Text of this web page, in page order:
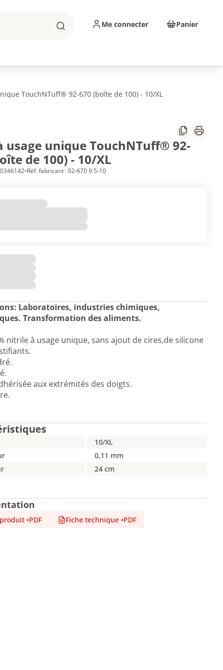
Rechercher
Me connecter Panier
TouchNTuff® 92-670 (boîte de 100) - 10/XL
Partager
usage unique TouchNTuff® 92-
de 100) - 10/XL
•Réf. fabricant : 92-670 9.5-10
Laboratoires, industries chimiques,
Transformation des aliments.
nitrile à usage unique, sans ajout de cires,de silicone
aux extrémités des doigts.
10/XL
0,11 mm
24 cm
•PDF Fiche technique •PDF